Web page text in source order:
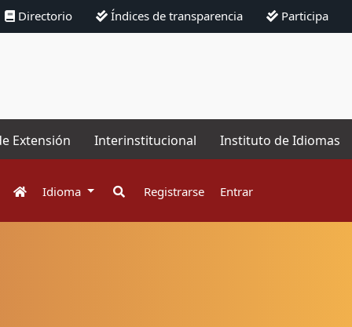
Directorio Índices de transparencia Participa
Extensión Interinstitucional Instituto de Idiomas
Idioma Registrarse Entrar